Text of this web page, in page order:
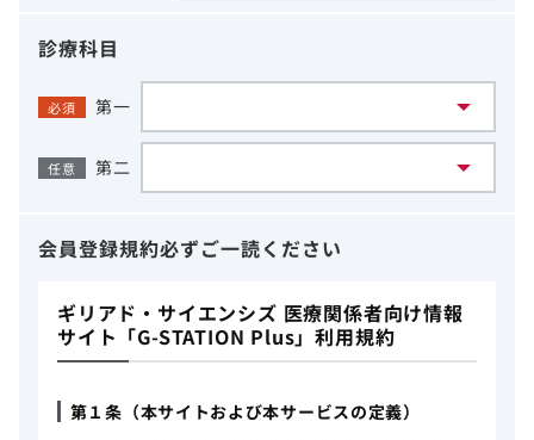
診療科目
必須 第一
任意 第二
会員登録規約必ずご一読ください
ギリアド・サイエンシズ 医療関係者向け情報
サイト「G-STATION Plus」利用規約
第１条（本サイトおよび本サービスの定義）